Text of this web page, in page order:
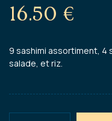
16.50 €
9 sashimi assortiment, 4
salade, et riz.